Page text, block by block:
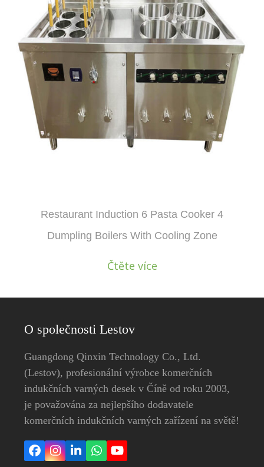
Restaurant Induction 6 Pasta Cooker 4
Dumpling Boilers With Cooling Zone
Čtěte více
O společnosti Lestov
Guangdong Qinxin Technology Co., Ltd.
(Lestov), profesionální výrobce komerčních
indukčních varných desek v Číně od roku 2003,
je považována za nejlepšího dodavatele
komerčních indukčních varných zařízení na světě!
Facebook
Instagram
LinkedIn
Whatsapp
YouTube